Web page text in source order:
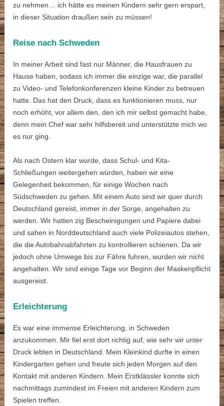
zu nehmen… ich hätte es meinen Kindern sehr gern erspart,
in dieser Situation draußen sein zu müssen!
Reise nach Schweden
In meiner Arbeit sind fast nur Männer, die Hausfrauen zu
Hause haben, sodass ich immer die einzige war, die parallel
zu Video- und Telefonkonferenzen kleine Kinder zu betreuen
hatte. Das hat den Druck, dass es funktionieren muss, nur
noch erhöht, vor allem den, den ich mir selbst gemacht habe,
denn mein Chef war sehr hilfsbereit und unterstützte mich wo
es nur ging.
Als nach Ostern klar wurde, dass Schul- und Kita-
Schließungen weitergehen würden, haben wir eine
Gelegenheit bekommen, für einige Wochen nach
Südschweden zu gehen. Mit einem Auto sind wir quer durch
Deutschland gereist, immer in der Sorge, angehalten zu
werden. Wir hatten zig Bescheinigungen und Papiere dabei
und sahen in Norddeutschland auch viele Polizeiautos stehen,
die die Autobahnabfahrten zu kontrollieren schienen. Da wir
jedoch ohne Umwege bis zur Fähre fuhren, wurden wir nicht
angehalten. Wir sind einige Tage vor Beginn der Maskenpflicht
ausgereist.
Erleichterung
Es war eine immense Erleichterung, in Schweden
anzukommen. Mir fiel erst dort richtig auf, wie sehr wir unter
Druck lebten in Deutschland. Mein Kleinkind durfte in einen
Kindergarten gehen und freute sich jeden Morgen auf den
Kontakt mit anderen Kindern. Mein Erstklässler konnte sich
nachmittags zumindest im Freien mit anderen Kindern zum
Spielen treffen.